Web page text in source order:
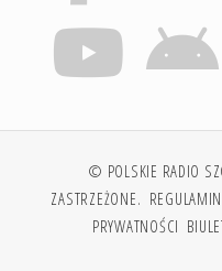
© POLSKIE RADIO
ZASTRZEŻONE.
PRYWATNOŚCI